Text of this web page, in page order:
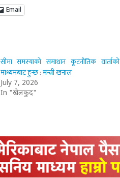
Email
सीमा समस्याको समाधान कूटनीतिक वार्ताको
माध्यमबाट हुन्छ : मन्त्री खनाल
July 7, 2026
In "खेलकुद"